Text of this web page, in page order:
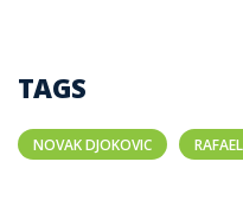
TAGS
NOVAK DJOKOVIC